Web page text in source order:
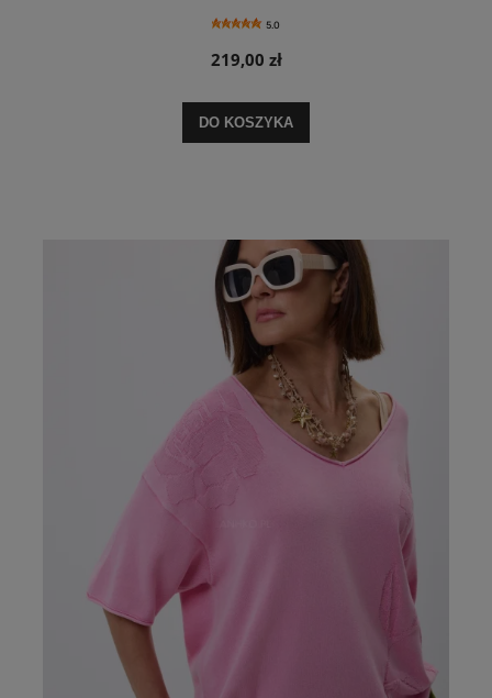
5.0
219,00 zł
DO KOSZYKA